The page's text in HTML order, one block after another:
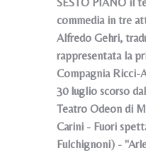
commedia in tre
Alfredo Gehri,
rappresentata la
Compagnia Ricci-
30 luglio scorso
Teatro Odeon di
Carini - Fuori
Fulchignoni) -